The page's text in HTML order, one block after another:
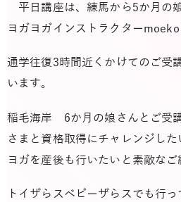
平日講座は、練馬から5か月の
ヨガヨガインストラクター
通学往復3時間近くかけてのご受
います。
稲毛海岸 6か月の娘さんとご受
さまと資格取得にチャレンジし
ヨガを産後も行いたいと素敵なご
トイザらスベビーザらスでも行